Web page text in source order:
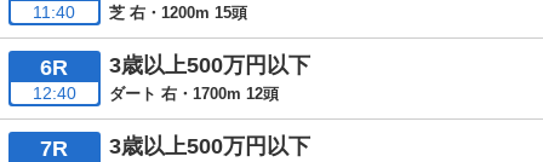
11:40 芝 右・1200m 15頭
6R
12:40
3歳以上500万円以下
ダート 右・1700m 12頭
7R 3歳以上500万円以下